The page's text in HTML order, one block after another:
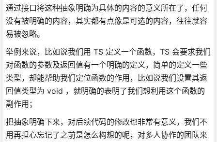
通过接口将这种抽象明确为具体的内容的意义所在了，任何
没有被明确的内容，其实都有点像是可选的内容，往往就容
易被忽略。
举例来说，比如说我们用 TS 定义一个函数，TS 会要求我们
对函数的参数及返回值有一个明确的定义，简单的定义一些
类型，却能帮助我们定位函数的作用，比如说我们设置其返
回值类型为 void ，就明确的表明了我们想利用这个函数的
副作用；
把抽象明确下来，对后续代码的修改也非常有意义，我们不
用再担心忘记了之前是怎么构想的呢，对多人协作的团队来